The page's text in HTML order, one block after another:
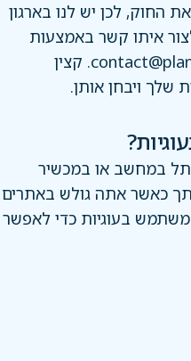
החוק, לכן יש לנו בארגון
איתו קשר באמצעות
דואר אלקטרוני בכתובת contact@pland.co.il. קצין
שלך ויבחן אותן.
במחשב או במכשיר
כאשר אתה גולש באתרים
בעוגיות כדי לאפשר